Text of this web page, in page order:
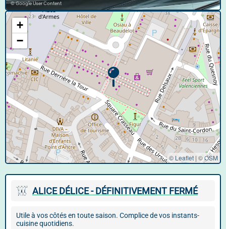
© Google User Content
+
−
© Leaflet | ©OSM
ALICE DÉLICE - DÉFINITIVEMENT FERMÉ
Utile à vos côtés en toute saison. Complice de vos instants-
cuisine quotidiens.